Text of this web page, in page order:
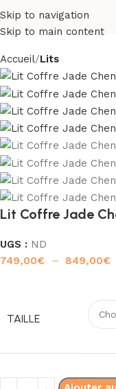
Skip to navigation
Skip to main content
Accueil Lits
Lit Coffre Jade
UGS : ND
749,00€ – 849,00€
TAILLE